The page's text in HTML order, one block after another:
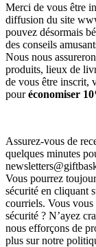
Merci de vous être
diffusion du site
pouvez désormais
des conseils
Nous nous
produits, lieux de
de vous être inscrit,
pouréconomiser
Assurez-vous de
quelques minutes
Vous pourrez
sécurité en cliquant
courriels. Vous
sécurité ? N’ayez
nous efforçons de
plus sur notre